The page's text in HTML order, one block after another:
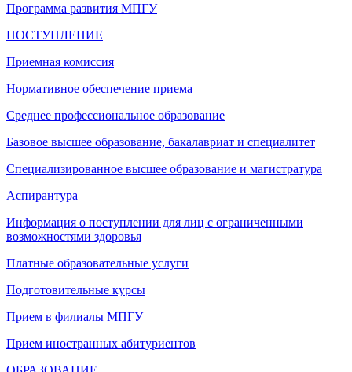
Программа развития МПГУ
ПОСТУПЛЕНИЕ
Приемная комиссия
Нормативное обеспечение приема
Среднее профессиональное образование
Базовое высшее образование, бакалавриат и специалитет
Специализированное высшее образование и магистратура
Аспирантура
Информация о поступлении для лиц с ограниченными
возможностями здоровья
Платные образовательные услуги
Подготовительные курсы
Прием в филиалы МПГУ
Прием иностранных абитуриентов